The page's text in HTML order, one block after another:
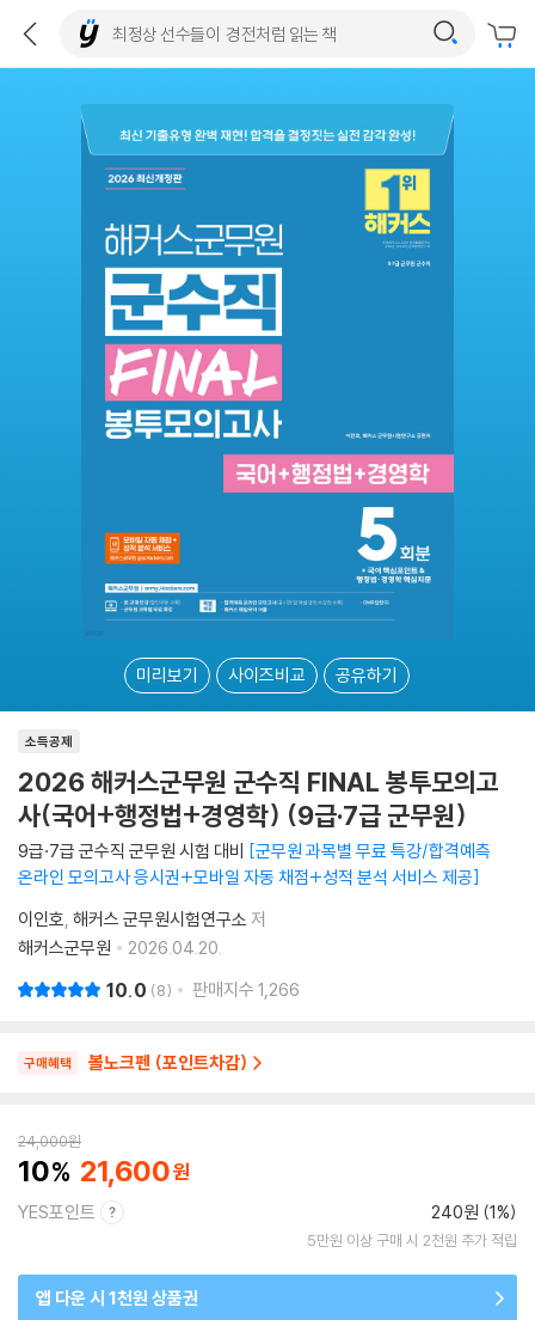
미리보기 사이즈비교 공유하기
소득공제
2026 해커스군무원 군수직 FINAL 봉투모의고
사(국어+행정법+경영학) (9급·7급 군무원)
9급·7급 군수직 군무원 시험 대비 군무원 과목별 무료 특강/합격예측
온라인 모의고사 응시권+모바일 자동 채점+성적 분석 서비스 제공
이인호 해커스 군무원시험연구소 저
해커스군무원
2026.04.20.
10.0 8 판매지수 1,266
구매혜택 볼노크펜 (포인트차감)
24,000원
10 21,600
YES포인트 240원 (1%)
5만원 이상 구매 시 2천원 추가 적립
앱 다운 시 1천원 상품권